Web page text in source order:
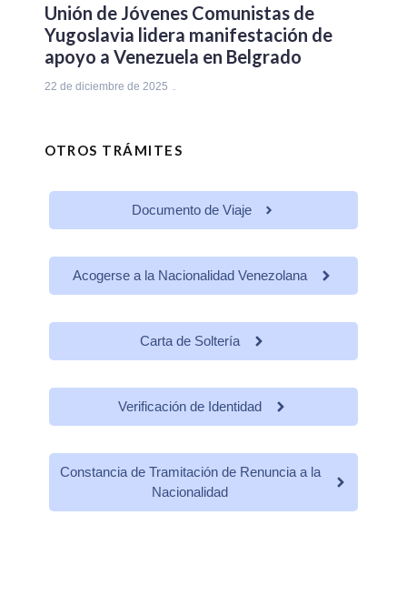
Unión de Jóvenes Comunistas de
Yugoslavia lidera manifestación de
apoyo a Venezuela en Belgrado
22 de diciembre de 2025
OTROS TRÁMITES
Documento de Viaje
Acogerse a la Nacionalidad Venezolana
Carta de Soltería
Verificación de Identidad
Constancia de Tramitación de Renuncia a la
Nacionalidad